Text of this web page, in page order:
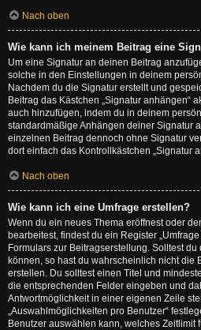
Nach oben
Wie kann ich meinem Beitrag eine
Um eine Signatur an deinen Beitrag
solche in den Einstellungen in deinem
Nachdem du die Signatur erstellt und
Beitrag das Kästchen „Signatur anhängen“
auch hinzufügen, indem du in deinem
standardmäßige Anhängen deiner Signatur
einzelnen Beitrag dennoch ohne Signatur
dort einfach das Kontrollkästchen „Signatur
Nach oben
Wie kann ich eine Umfrage erstellen?
Wenn du ein neues Thema eröffnest oder
bearbeitest, findest du ein Register
Formulars zur Beitragserstellung. Solltest
können, so hast du wahrscheinlich nicht die
erstellen. Du solltest einen Titel und
die entsprechenden Felder eingeben und
Antwortmöglichkeit in einer eigenen Zeile
„Auswahlmöglichkeiten pro Benutzer“
Benutzer auswählen kann, welches Zeitlimit